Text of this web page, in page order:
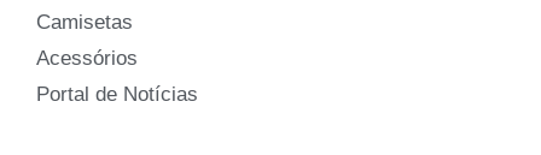
Camisetas
Acessórios
Portal de Notícias